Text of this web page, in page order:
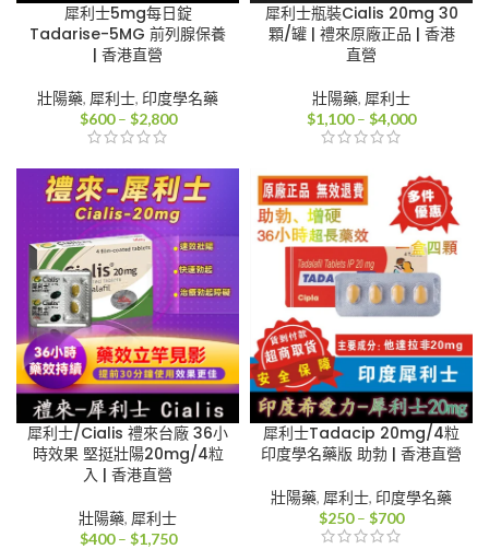
犀利士5mg每日錠
Tadarise-5MG 前列腺保養
| 香港直營
壯陽藥, 犀利士, 印度學名藥
$600 – $2,800價
圍：
$600
到
$2,800
犀利士瓶裝Cialis 20mg 30
顆/罐 | 禮來原廠正品 | 香港
直營
壯陽藥, 犀利士
$1,100 – $4,000價
圍：
$1,100
到
$4,000
犀利士/Cialis 禮來台廠 36小
時效果 堅挺壯陽20mg/4粒
入 | 香港直營
壯陽藥, 犀利士
$400 – $1,750價
犀利士Tadacip 20mg/4粒
印度學名藥版 助勃 | 香港直營
壯陽藥, 犀利士, 印度學名藥
$250 – $700價